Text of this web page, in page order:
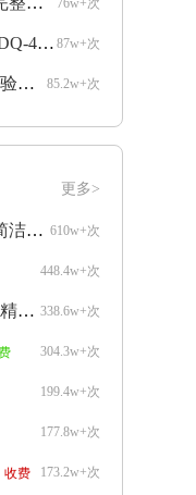
76w+次
收费
87w+次
4+ 收费
85.2w+次
版
更多>
610w+次
版 免费
448.4w+次
338.6w+次
免费
304.3w+次
199.4w+次
177.8w+次
173.2w+次
收费